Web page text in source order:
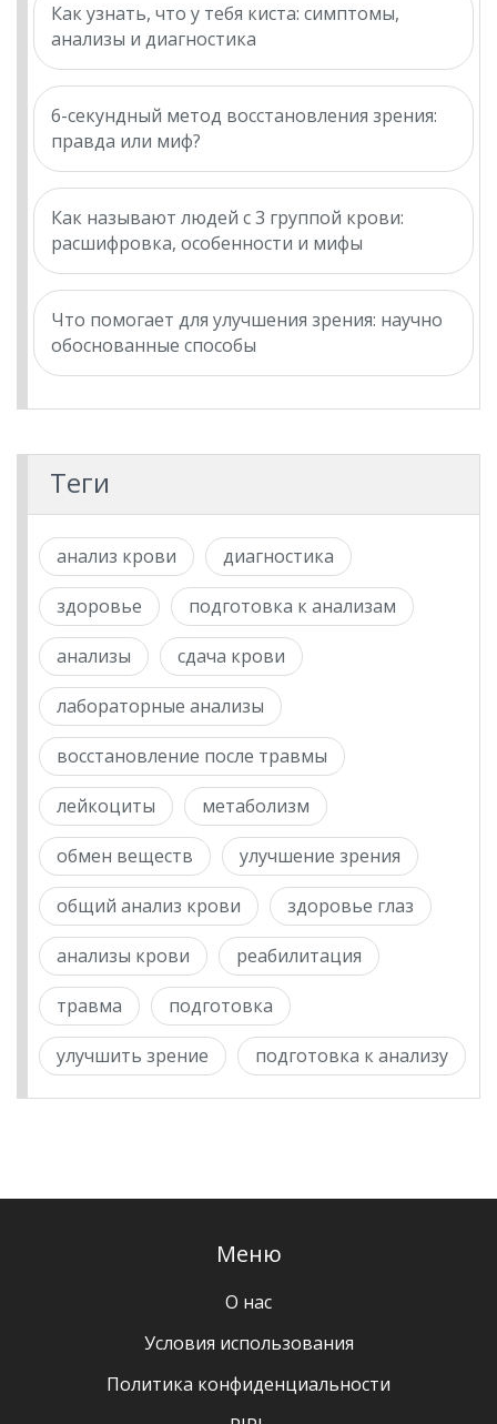
Как узнать, что у тебя киста: симптомы,
анализы и диагностика
6-секундный метод восстановления зрения:
правда или миф?
Как называют людей с 3 группой крови:
расшифровка, особенности и мифы
Что помогает для улучшения зрения: научно
обоснованные способы
Теги
анализ крови диагностика
здоровье подготовка к анализам
анализы сдача крови
лабораторные анализы
восстановление после травмы
лейкоциты метаболизм
обмен веществ улучшение зрения
общий анализ крови здоровье глаз
анализы крови реабилитация
травма подготовка
улучшить зрение подготовка к анализу
Меню
О нас
Условия использования
Политика конфиденциальности